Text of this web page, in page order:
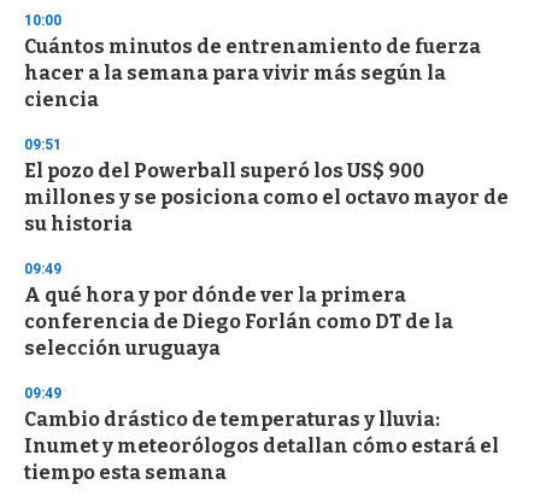
s
e
c
o
n
10:00
Cuántos minutos de entrenamiento de fuerza
hacer a la semana para vivir más según la
ciencia
09:51
El pozo del Powerball superó los US$ 900
millones y se posiciona como el octavo mayor de
su historia
09:49
A qué hora y por dónde ver la primera
conferencia de Diego Forlán como DT de la
selección uruguaya
09:49
Cambio drástico de temperaturas y lluvia:
Inumet y meteorólogos detallan cómo estará el
tiempo esta semana